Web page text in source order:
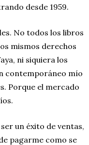
desde 1959.
No todos los libros
mismos derechos
ni siquiera los
contemporáneo mío
Porque el mercado
un éxito de ventas,
pagarme como se